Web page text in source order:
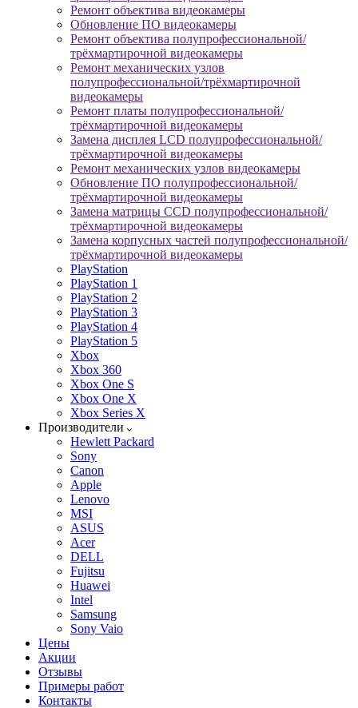
Ремонт объектива видеокамеры
Обновление ПО видеокамеры
Ремонт объектива полупрофессиональной/
трёхмартирочной видеокамеры
Ремонт механических узлов
полупрофессиональной/трёхмартирочной
видеокамеры
Ремонт платы полупрофессиональной/
трёхмартирочной видеокамеры
Замена дисплея LCD полупрофессиональной/
трёхмартирочной видеокамеры
Ремонт механических узлов видеокамеры
Обновление ПО полупрофессиональной/
трёхмартирочной видеокамеры
Замена матрицы CCD полупрофессиональной/
трёхмартирочной видеокамеры
Замена корпусных частей полупрофессиональной/
трёхмартирочной видеокамеры
PlayStation
PlayStation 1
PlayStation 2
PlayStation 3
PlayStation 4
PlayStation 5
Xbox
Xbox 360
Xbox One S
Xbox One X
Xbox Series X
Производители
Hewlett Packard
Sony
Canon
Apple
Lenovo
MSI
ASUS
Acer
DELL
Fujitsu
Huawei
Intel
Samsung
Sony Vaio
Цены
Акции
Отзывы
Примеры работ
Контакты